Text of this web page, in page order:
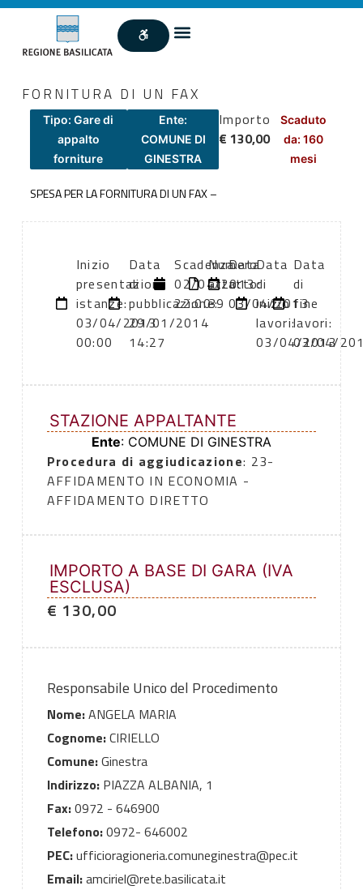
FORNITURA DI UN FAX
Tipo: Gare di
appalto
forniture
Ente:
COMUNE DI
GINESTRA
Importo
€ 130,00
Scaduto
da: 160
mesi
SPESA PER LA FORNITURA DI UN FAX –
Inizio
presentazione
istanze:
03/04/2013
00:00
Data
di
pubblicazione:
29/01/2014
14:27
Scadenza:
02/04/2013
22:00
Numero
atto:
39
Data
atto:
03/04/2013
Data
di
inizio
lavori:
03/04/2013
Data
di
fine
lavori:
03/04/
STAZIONE APPALTANTE
Ente: COMUNE DI GINESTRA
Procedura di aggiudicazione: 23-
AFFIDAMENTO IN ECONOMIA -
AFFIDAMENTO DIRETTO
IMPORTO A BASE DI GARA (IVA
ESCLUSA)
€ 130,00
Responsabile Unico del Procedimento
Nome:ANGELA MARIA
Cognome:CIRIELLO
Comune:Ginestra
Indirizzo:PIAZZA ALBANIA, 1
Fax:0972 - 646900
Telefono:0972- 646002
PEC:ufficioragioneria.comuneginestra@pec.it
Email:amciriel@rete.basilicata.it